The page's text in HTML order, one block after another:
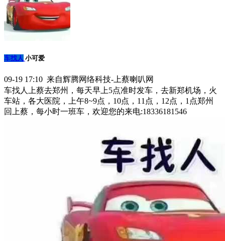
车找人 小可爱
09-19 17:10 来自辉腾网络科技-上蔡喇叭网
车找人上蔡去郑州，每天早上5点准时发车，去新郑机场，火
车站，各大医院，上午8~9点，10点，11点，12点，1点郑州
回上蔡，每小时一班车，欢迎您的来电:18336181546